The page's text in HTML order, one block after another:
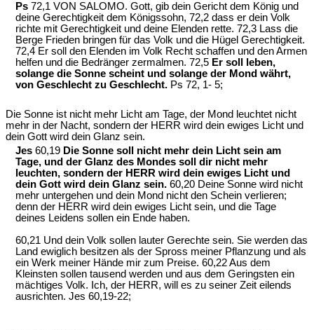
Ps 72,1 VON SALOMO. Gott, gib dein Gericht dem König und
deine Gerechtigkeit dem Königssohn, 72,2 dass er dein Volk
richte mit Gerechtigkeit und deine Elenden rette. 72,3 Lass die
Berge Frieden bringen für das Volk und die Hügel Gerechtigkeit.
72,4 Er soll den Elenden im Volk Recht schaffen und den Armen
helfen und die Bedränger zermalmen. 72,5 Er soll leben,
solange die Sonne scheint und solange der Mond währt,
von Geschlecht zu Geschlecht. Ps 72, 1- 5;
Die Sonne ist nicht mehr Licht am Tage, der Mond leuchtet nicht
mehr in der Nacht, sondern der HERR wird dein ewiges Licht und
dein Gott wird dein Glanz sein.
Jes 60,19 Die Sonne soll nicht mehr dein Licht sein am
Tage, und der Glanz des Mondes soll dir nicht mehr
leuchten, sondern der HERR wird dein ewiges Licht und
dein Gott wird dein Glanz sein. 60,20 Deine Sonne wird nicht
mehr untergehen und dein Mond nicht den Schein verlieren;
denn der HERR wird dein ewiges Licht sein, und die Tage
deines Leidens sollen ein Ende haben.
60,21 Und dein Volk sollen lauter Gerechte sein. Sie werden das
Land ewiglich besitzen als der Spross meiner Pflanzung und als
ein Werk meiner Hände mir zum Preise. 60,22 Aus dem
Kleinsten sollen tausend werden und aus dem Geringsten ein
mächtiges Volk. Ich, der HERR, will es zu seiner Zeit eilends
ausrichten. Jes 60,19-22;